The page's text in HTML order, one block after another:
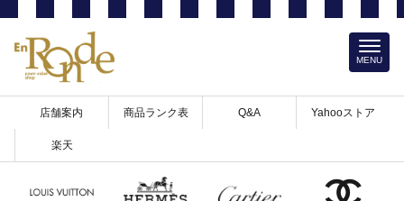
店舗案内 商品ランク表 Q&A Yahooストア
楽天
MENU